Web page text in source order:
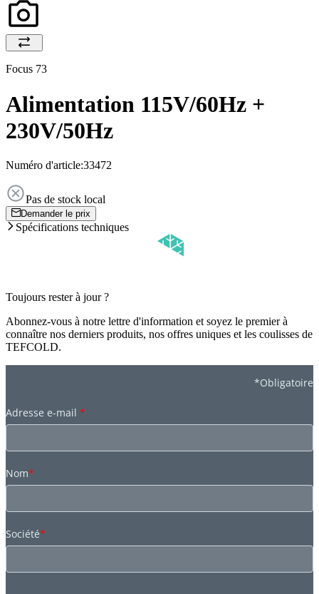
Focus 73
Alimentation 115V/60Hz +
230V/50Hz
Numéro d'article:33472
Pas de stock local
Demander le prix
Spécifications techniques
Toujours rester à jour ?
Abonnez-vous à notre lettre d'information et soyez le premier à
connaître nos derniers produits, nos offres uniques et les coulisses de
TEFCOLD.
*Obligatoire
Adresse e-mail *
Nom*
Société*